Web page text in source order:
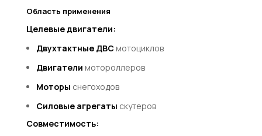
Область применения
Целевые двигатели:
Двухтактные ДВСмотоциклов
Двигатели мотороллеров
Моторы снегоходов
Силовые агрегаты скутеров
Совместимость: